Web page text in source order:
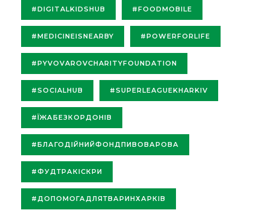
#DIGITALKIDSHUB #FOODMOBILE
#MEDICINEISNEARBY #POWERFORLIFE
#PYVOVAROVCHARITYFOUNDATION
#SOCIALHUB #SUPERLEAGUEKHARKIV
#ЇЖАБЕЗКОРДОНІВ
#БЛАГОДІЙНИЙФОНДПИВОВАРОВА
#ФУДТРАКІСКРИ
#ДОПОМОГАДЛЯТВАРИНХАРКІВ